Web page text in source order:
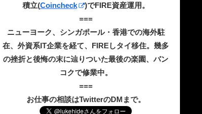
積立(Coincheck
)でFIRE資産運用。
===
ニューヨーク、シンガポール・香港での海外駐
在、外資系IT企業を経て、FIREしタイ移住。幾多
の挫折と後悔の末に辿りついた最後の楽園、バン
コクで修業中。
===
お仕事の相談はTwitterのDMまで。